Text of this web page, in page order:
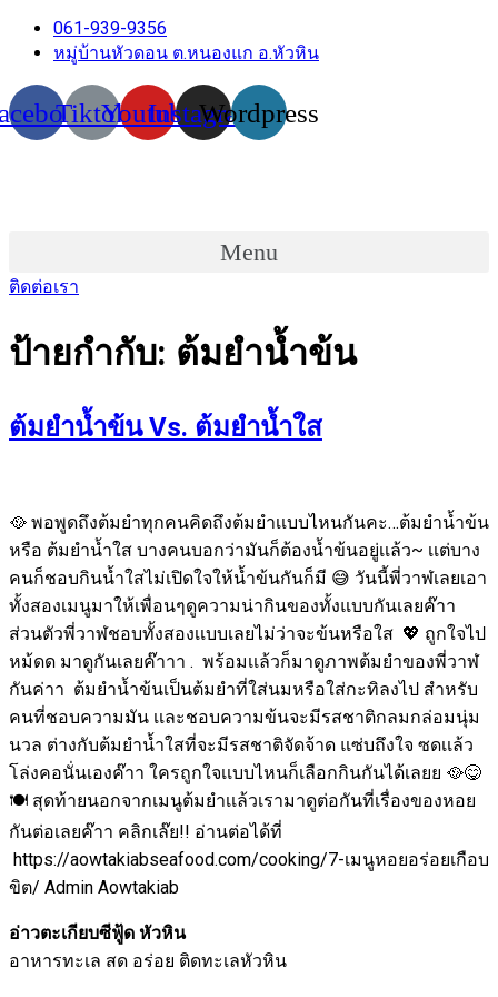
061-939-9356
หมู่บ้านหัวดอน ต.หนองแก อ.หัวหิน
TiktokYoutubeInstagram
Wordpress
Menu
ติดต่อเรา
ป้ายกำกับ: ต้มยำน้ำข้น
ต้มยำน้ำข้น Vs. ต้มยำน้ำใส
🥘 พอพูดถึงต้มยำทุกคนคิดถึงต้มยำเเบบไหนกันคะ…ต้มยำน้ำข้น
หรือ ต้มยำน้ำใส บางคนบอกว่ามันก็ต้องน้ำข้นอยู่เเล้ว~ เเต่บาง
คนก็ชอบกินน้ำใสไม่เปิดใจให้น้ำข้นกันก็มี 😅 วันนี้พี่วาฬเลยเอา
ทั้งสองเมนูมาให้เพื่อนๆดูความน่ากินของทั้งแบบกันเลยค๊าา
ส่วนตัวพี่วาฬชอบทั้งสองเเบบเลยไม่ว่าจะข้นหรือใส 💖 ถูกใจไป
หม้ดด มาดูกันเลยค๊าาา . พร้อมเเล้วก็มาดูภาพต้มยำของพี่วาฬ
กันค่าา ต้มยำน้ำข้นเป็นต้มยำที่ใส่นมหรือใส่กะทิลงไป สำหรับ
คนที่ชอบความมัน เเละชอบความข้นจะมีรสชาติกลมกล่อมนุ่ม
นวล ต่างกับต้มยำน้ำใสที่จะมีรสชาติจัดจ้าด แซ่บถึงใจ ซดเเล้ว
โล่งคอนั่นเองค๊าา ใครถูกใจเเบบไหนก็เลือกกินกันได้เลยย 🥘😋
🍽 สุดท้ายนอกจากเมนูต้มยำเเล้วเรามาดูต่อกันที่เรื่องของหอย
กันต่อเลยค๊าา คลิกเล๊ย!! อ่านต่อได้ที่
https://aowtakiabseafood.com/cooking/7-เมนูหอยอร่อยเกือบ
ขิต/ Admin Aowtakiab
อ่าวตะเกียบซีฟู้ด หัวหิน
อาหารทะเล สด อร่อย ติดทะเลหัวหิน